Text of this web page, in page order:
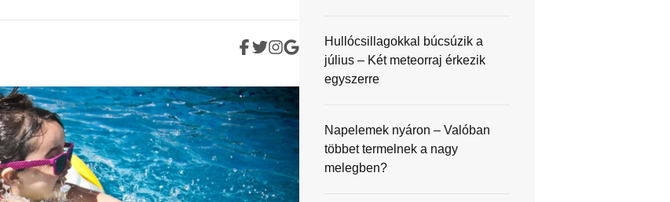
Hullócsillagokkal búcsúzik a
július – Két meteorraj érkezik
egyszerre
Napelemek nyáron – Valóban
többet termelnek a nagy
melegben?